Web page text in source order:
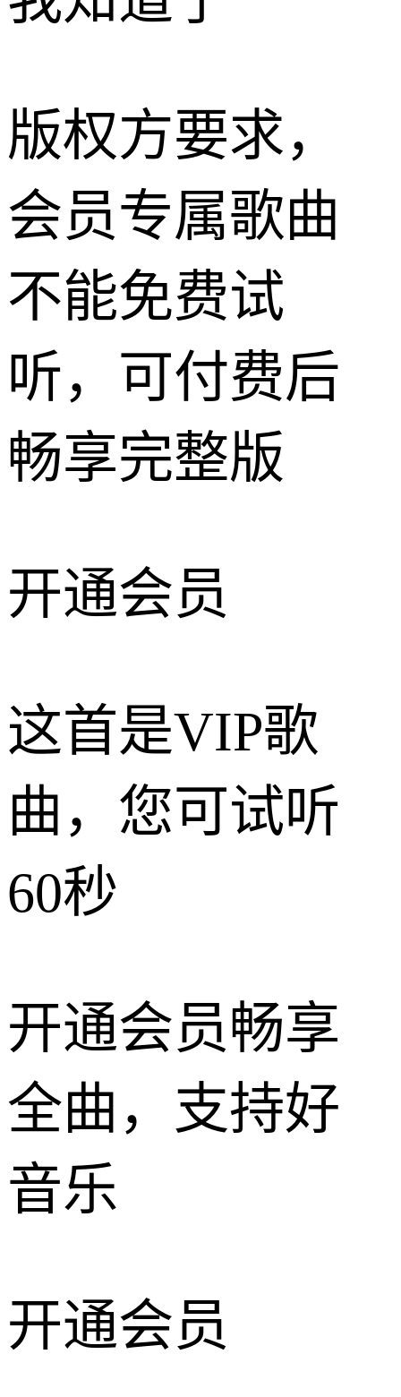
版权方要求，
会员专属歌曲
不能免费试
听，可付费后
畅享完整版
开通会员
这首是VIP歌
曲，您可试听
60秒
开通会员畅享
全曲，支持好
音乐
开通会员